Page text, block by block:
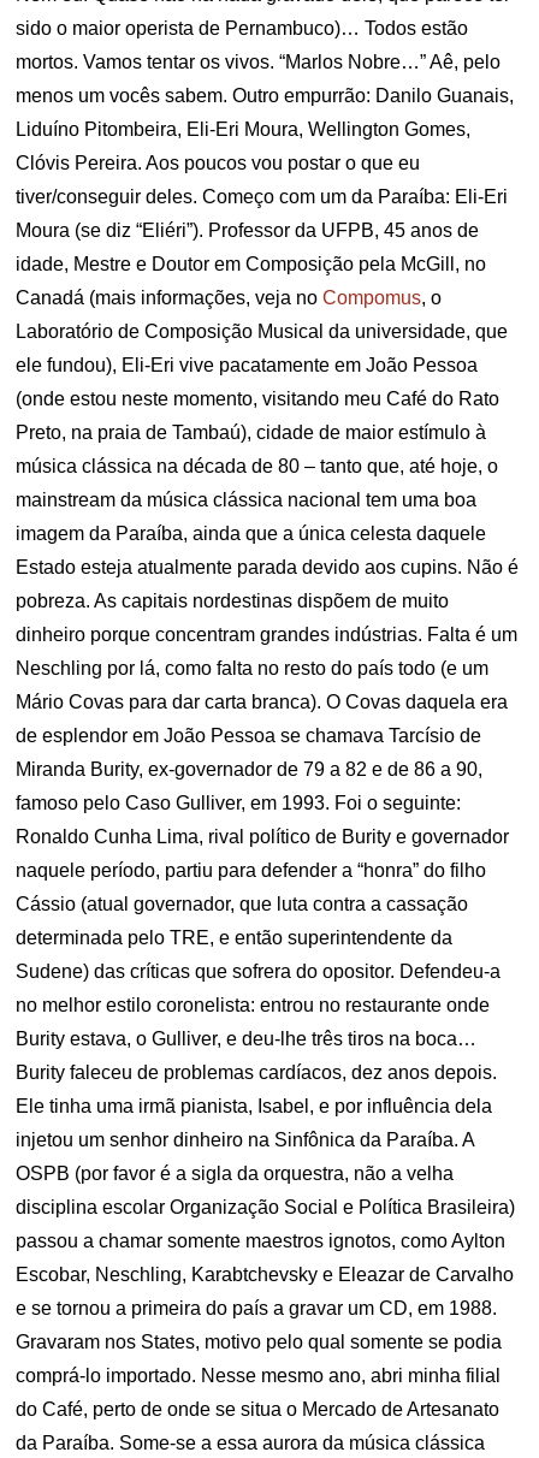
sido o maior operista de Pernambuco)… Todos estão
mortos. Vamos tentar os vivos. “Marlos Nobre…” Aê, pelo
menos um vocês sabem. Outro empurrão: Danilo Guanais,
Liduíno Pitombeira, Eli-Eri Moura, Wellington Gomes,
Clóvis Pereira. Aos poucos vou postar o que eu
tiver/conseguir deles. Começo com um da Paraíba: Eli-Eri
Moura (se diz “Eliéri”). Professor da UFPB, 45 anos de
idade, Mestre e Doutor em Composição pela McGill, no
Canadá (mais informações, veja noCompomus, o
Laboratório de Composição Musical da universidade, que
ele fundou), Eli-Eri vive pacatamente em João Pessoa
(onde estou neste momento, visitando meu Café do Rato
Preto, na praia de Tambaú), cidade de maior estímulo à
música clássica na década de 80 – tanto que, até hoje, o
mainstream da música clássica nacional tem uma boa
imagem da Paraíba, ainda que a única celesta daquele
Estado esteja atualmente parada devido aos cupins. Não é
pobreza. As capitais nordestinas dispõem de muito
dinheiro porque concentram grandes indústrias. Falta é um
Neschling por lá, como falta no resto do país todo (e um
Mário Covas para dar carta branca). O Covas daquela era
de esplendor em João Pessoa se chamava Tarcísio de
Miranda Burity, ex-governador de 79 a 82 e de 86 a 90,
famoso pelo Caso Gulliver, em 1993. Foi o seguinte:
Ronaldo Cunha Lima, rival político de Burity e governador
naquele período, partiu para defender a “honra” do filho
Cássio (atual governador, que luta contra a cassação
determinada pelo TRE, e então superintendente da
Sudene) das críticas que sofrera do opositor. Defendeu-a
no melhor estilo coronelista: entrou no restaurante onde
Burity estava, o Gulliver, e deu-lhe três tiros na boca…
Burity faleceu de problemas cardíacos, dez anos depois.
Ele tinha uma irmã pianista, Isabel, e por influência dela
injetou um senhor dinheiro na Sinfônica da Paraíba. A
OSPB (por favor é a sigla da orquestra, não a velha
disciplina escolar Organização Social e Política Brasileira)
passou a chamar somente maestros ignotos, como Aylton
Escobar, Neschling, Karabtchevsky e Eleazar de Carvalho
e se tornou a primeira do país a gravar um CD, em 1988.
Gravaram nos States, motivo pelo qual somente se podia
comprá-lo importado. Nesse mesmo ano, abri minha filial
do Café, perto de onde se situa o Mercado de Artesanato
da Paraíba. Some-se a essa aurora da música clássica